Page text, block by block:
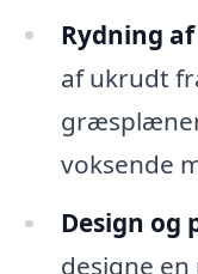
Rydning
af ukrudt
voksende
Design og
designe